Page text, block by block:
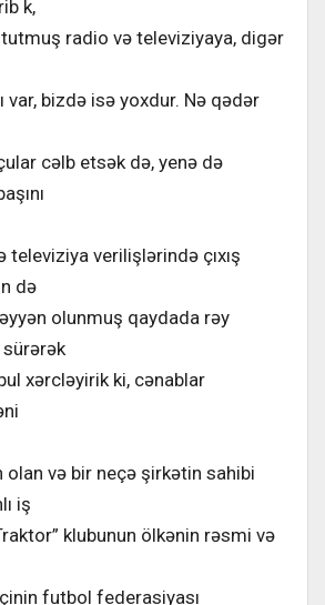
k,
radio və televiziyaya, digər
var, bizdə isə yoxdur. Nə qədər
cəlb etsək də, yenə də
televiziya verilişlərində çıxış
də
olunmuş qaydada rəy
xərcləyirik ki, cənablar
və bir neçə şirkətin sahibi
iş
klubunun ölkənin rəsmi və
futbol federasiyası